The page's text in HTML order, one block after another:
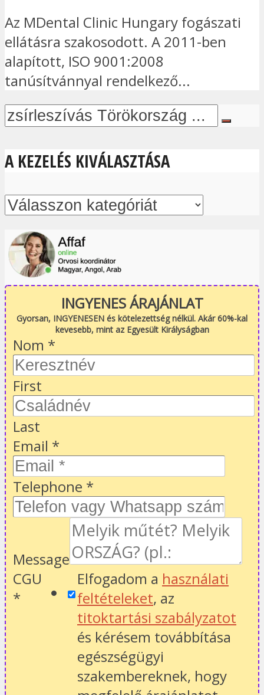
Az MDental Clinic Hungary fogászati
ellátásra szakosodott. A 2011-ben
alapított, ISO 9001:2008
tanúsítvánnyal rendelkező...
A KEZELÉS KIVÁLASZTÁSA
INGYENES ÁRAJÁNLAT
Gyorsan, INGYENESEN és kötelezettség nélkül. Akár 60%-kal
kevesebb, mint az Egyesült Királyságban
Nom *
First
Last
Email *
Telephone *
Message
CGU
*
Elfogadom a használati
feltételeket, az
titoktartási szabályzatot
és kérésem továbbítása
egészségügyi
szakembereknek, hogy